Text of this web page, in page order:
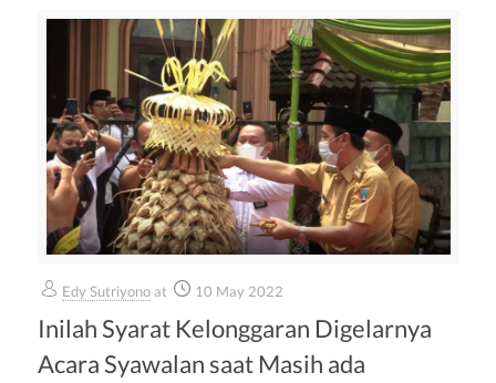
Edy Sutriyono at 10 May 2022
Inilah Syarat Kelonggaran Digelarnya
Acara Syawalan saat Masih ada